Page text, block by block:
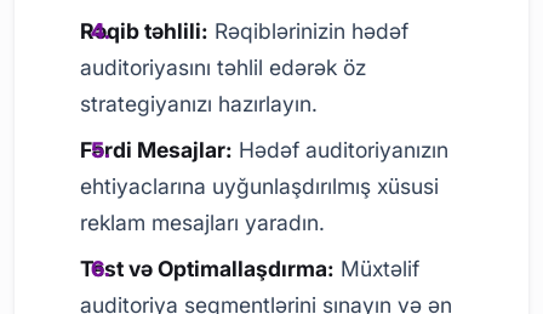
Rəqib təhlili: Rəqiblərinizin hədəf
auditoriyasını təhlil edərək öz
strategiyanızı hazırlayın.
Fərdi Mesajlar: Hədəf auditoriyanızın
ehtiyaclarına uyğunlaşdırılmış xüsusi
reklam mesajları yaradın.
Test və Optimallaşdırma: Müxtəlif
auditoriya seqmentlərini sınayın və ən